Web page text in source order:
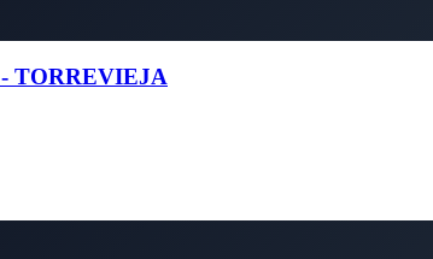
TORREVIEJA